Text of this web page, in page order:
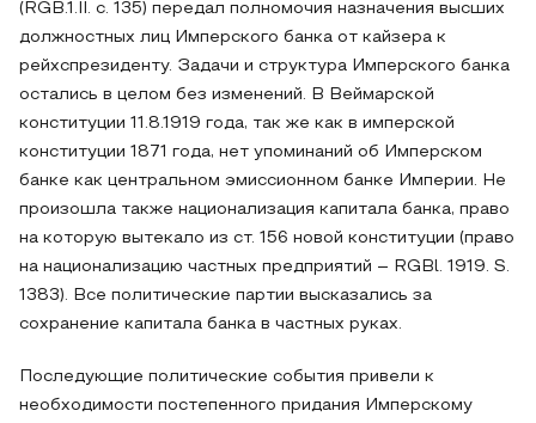
(RGB.1.II. с. 135) передал полномочия назначения высших
должностных лиц Имперского банка от кайзера к
рейхспрезиденту. Задачи и структура Имперского банка
остались в целом без изменений. В Веймарской
конституции 11.8.1919 года, так же как в имперской
конституции 1871 года, нет упоминаний об Имперском
банке как центральном эмиссионном банке Империи. Не
произошла также национализация капитала банка, право
на которую вытекало из ст. 156 новой конституции (право
на национализацию частных предприятий – RGBl. 1919. S.
1383). Все политические партии высказались за
сохранение капитала банка в частных руках.
Последующие политические события привели к
необходимости постепенного придания Имперскому